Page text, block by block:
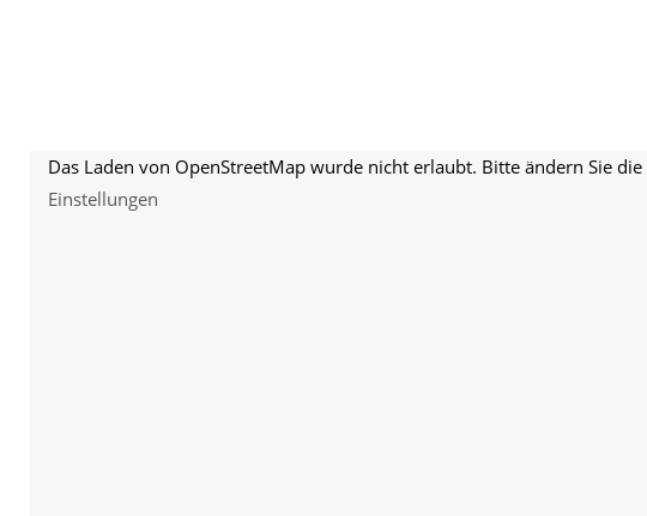
Das Laden von OpenStreetMap wurde nicht erlaubt. Bitte ändern Sie die
Einstellungen